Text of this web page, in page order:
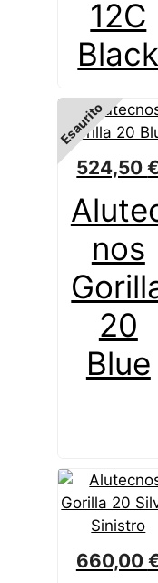
12C
Black
Esaurito
nos
20
Blue
524,50€
660,00